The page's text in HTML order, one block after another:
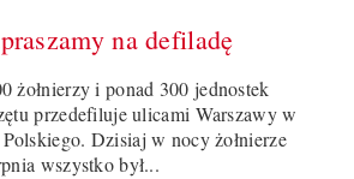
na defiladę
żołnierzy i ponad 300 jednostek
przedefiluje ulicami Warszawy w
Dzisiaj w nocy żołnierze
wszystko był...